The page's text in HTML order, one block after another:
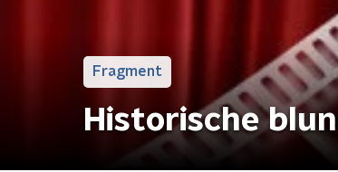
Fragment
Historische